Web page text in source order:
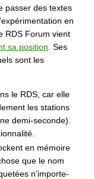
passer des textes
en
RDS Forum vient
sa position . Ses
sont les
le RDS, car elle
les stations
demi-seconde).
en mémoire
que le nom
n’importe-